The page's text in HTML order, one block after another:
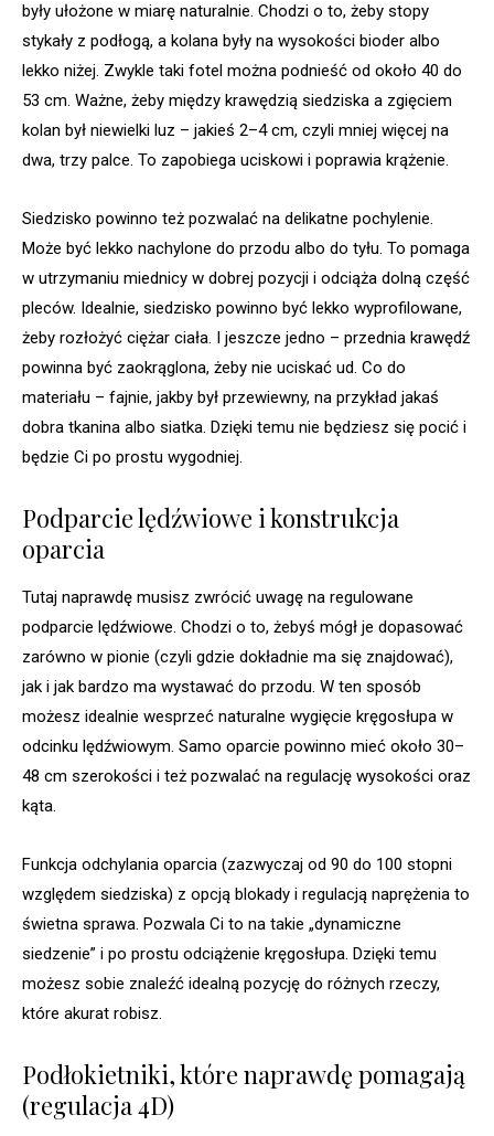
były ułożone w miarę naturalnie. Chodzi o to, żeby stopy
stykały z podłogą, a kolana były na wysokości bioder albo
lekko niżej. Zwykle taki fotel można podnieść od około 40 do
53 cm. Ważne, żeby między krawędzią siedziska a zgięciem
kolan był niewielki luz – jakieś 2–4 cm, czyli mniej więcej na
dwa, trzy palce. To zapobiega uciskowi i poprawia krążenie.
Siedzisko powinno też pozwalać na delikatne pochylenie.
Może być lekko nachylone do przodu albo do tyłu. To pomaga
w utrzymaniu miednicy w dobrej pozycji i odciąża dolną część
pleców. Idealnie, siedzisko powinno być lekko wyprofilowane,
żeby rozłożyć ciężar ciała. I jeszcze jedno – przednia krawędź
powinna być zaokrąglona, żeby nie uciskać ud. Co do
materiału – fajnie, jakby był przewiewny, na przykład jakaś
dobra tkanina albo siatka. Dzięki temu nie będziesz się pocić i
będzie Ci po prostu wygodniej.
Podparcie lędźwiowe i konstrukcja
oparcia
Tutaj naprawdę musisz zwrócić uwagę na regulowane
podparcie lędźwiowe. Chodzi o to, żebyś mógł je dopasować
zarówno w pionie (czyli gdzie dokładnie ma się znajdować),
jak i jak bardzo ma wystawać do przodu. W ten sposób
możesz idealnie wesprzeć naturalne wygięcie kręgosłupa w
odcinku lędźwiowym. Samo oparcie powinno mieć około 30–
48 cm szerokości i też pozwalać na regulację wysokości oraz
kąta.
Funkcja odchylania oparcia (zazwyczaj od 90 do 100 stopni
względem siedziska) z opcją blokady i regulacją naprężenia to
świetna sprawa. Pozwala Ci to na takie „dynamiczne
siedzenie” i po prostu odciążenie kręgosłupa. Dzięki temu
możesz sobie znaleźć idealną pozycję do różnych rzeczy,
które akurat robisz.
Podłokietniki, które naprawdę pomagają
(regulacja 4D)